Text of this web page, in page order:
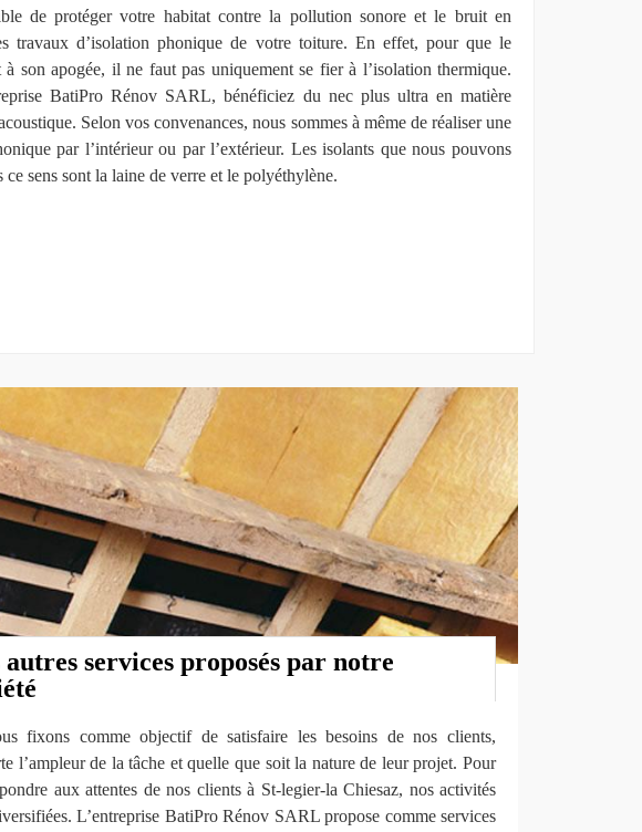
de protéger votre habitat contre la pollution sonore et le bruit en
travaux d’isolation phonique de votre toiture. En effet, pour que le
son apogée, il ne faut pas uniquement se fier à l’isolation thermique.
BatiPro Rénov SARL, bénéficiez du nec plus ultra en matière
Selon vos convenances, nous sommes à même de réaliser une
par l’intérieur ou par l’extérieur. Les isolants que nous pouvons
ce sens sont la laine de verre et le polyéthylène.
autres services proposés par notre
fixons comme objectif de satisfaire les besoins de nos clients,
l’ampleur de la tâche et quelle que soit la nature de leur projet. Pour
aux attentes de nos clients à St-legier-la Chiesaz, nos activités
L’entreprise BatiPro Rénov SARL propose comme services